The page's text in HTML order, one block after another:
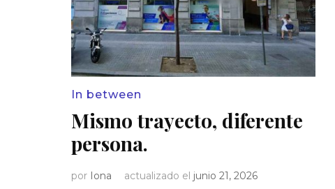
In between
Mismo trayecto, diferente
persona.
por Iona actualizado el junio 21, 2026